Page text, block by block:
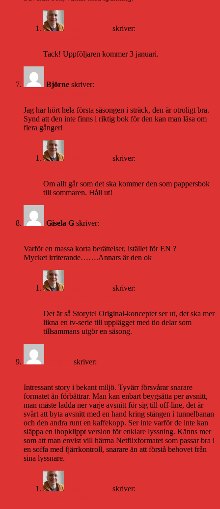
skriver:
Tack! Uppföljaren kommer 3 januari.
Björne skriver:
Jag har hört hela första säsongen i sträck, den är otroligt bra.
Synd att den inte finns i riktig bok för den kan man läsa om
flera gånger!
skriver:
Om allt går som det ska kommer den som pappersbok
till sommaren. Håll ut!
Gisela G skriver:
Varför en massa korta berättelser, istället för EN ?
Mycket irriterande…….Annars är den ok
skriver:
Det är så Storytel Original-konceptet ser ut, det ska mer
likna en tv-serie till upplägget med tio delar som
tillsammans utgör en säsong.
skriver:
Intressant story i bekant miljö. Tyvärr försvårar snarare
formatet än förbättrar. Man kan enbart beygsätta per avsnitt,
man måste ladda ner varje avsnitt för sig till off-line, det är
svårt att byta avsnitt med en hand kring stången i tunnelbanan
och den andra runt en kaffekopp. Ser inte varför de inte kan
släppa en ihopklippt version för enklare lyssning. Känns mer
som att man envist vill härma Netflixformatet som passar bra i
en soffa med fjärrkontroll, snarare än att förstå behovet från
sina lyssnare.
skriver: